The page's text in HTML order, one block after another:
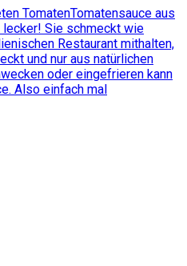
TomatenTomatensauce aus
Sie schmeckt wie
Restaurant mithalten,
und nur aus natürlichen
oder eingefrieren kann
Also einfach mal